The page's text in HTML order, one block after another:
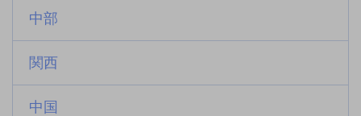
中部
関西
中国